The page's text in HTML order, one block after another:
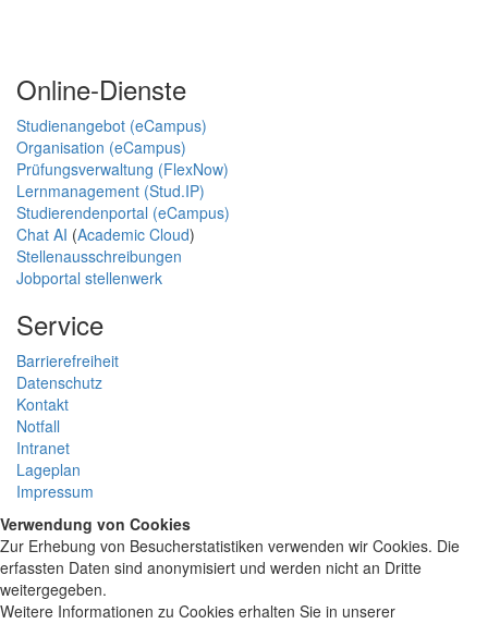
Online-Dienste
Studienangebot (eCampus)
Organisation (eCampus)
Prüfungsverwaltung (FlexNow)
Lernmanagement (Stud.IP)
Studierendenportal (eCampus)
Chat AI (Academic Cloud)
Stellenausschreibungen
Jobportal stellenwerk
Service
Barrierefreiheit
Datenschutz
Kontakt
Notfall
Intranet
Lageplan
Impressum
Verwendung von Cookies
Zur Erhebung von Besucherstatistiken verwenden wir Cookies. Die
erfassten Daten sind anonymisiert und werden nicht an Dritte
weitergegeben.
Weitere Informationen zu Cookies erhalten Sie in unserer